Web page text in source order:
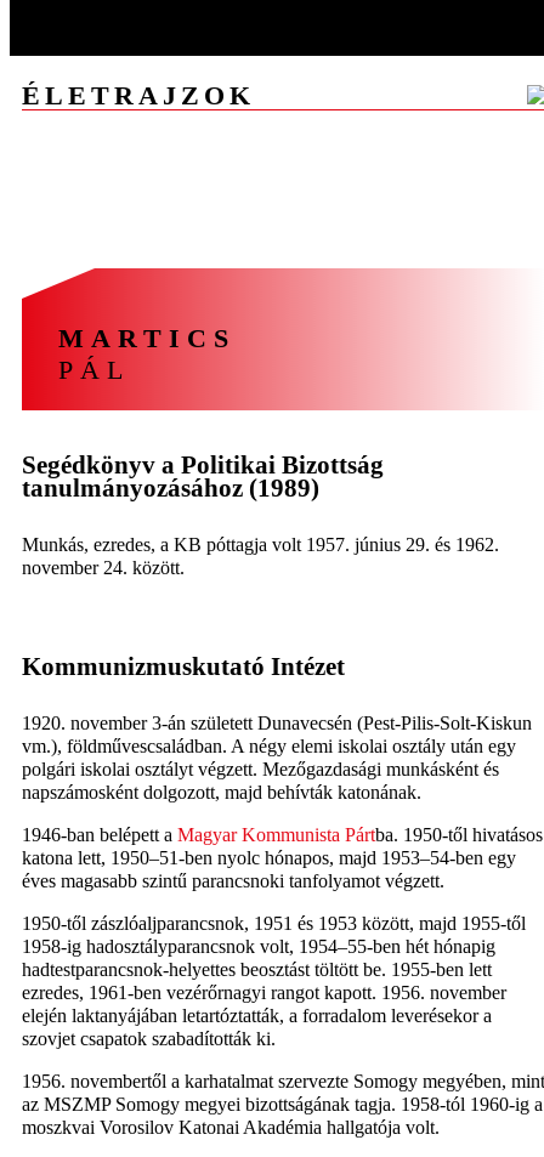
ÉLETRAJZOK
MARTICS
PÁL
Segédkönyv a Politikai Bizottság
tanulmányozásához (1989)
Munkás, ezredes, a KB póttagja volt 1957. június 29. és 1962.
november 24. között.
Kommunizmuskutató Intézet
1920. november 3-án született Dunavecsén (Pest-Pilis-Solt-Kiskun
vm.), földművescsaládban. A négy elemi iskolai osztály után egy
polgári iskolai osztályt végzett. Mezőgazdasági munkásként és
napszámosként dolgozott, majd behívták katonának.
1946-ban belépett a Magyar Kommunista Pártba. 1950-től hivatásos
katona lett, 1950–51-ben nyolc hónapos, majd 1953–54-ben egy
éves magasabb szintű parancsnoki tanfolyamot végzett.
1950-től zászlóaljparancsnok, 1951 és 1953 között, majd 1955-től
1958-ig hadosztályparancsnok volt, 1954–55-ben hét hónapig
hadtestparancsnok-helyettes beosztást töltött be. 1955-ben lett
ezredes, 1961-ben vezérőrnagyi rangot kapott. 1956. november
elején laktanyájában letartóztatták, a forradalom leverésekor a
szovjet csapatok szabadították ki.
1956. novembertől a karhatalmat szervezte Somogy megyében, mint
az MSZMP Somogy megyei bizottságának tagja. 1958-tól 1960-ig a
moszkvai Vorosilov Katonai Akadémia hallgatója volt.